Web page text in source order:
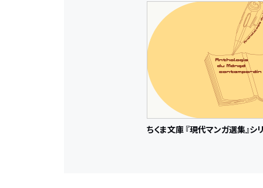
ちくま文庫 『現代マンガ選集』シ